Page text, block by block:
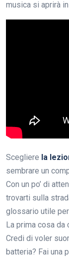
musica si aprirà
Scegliere la
sembrare un
Con un po’ di
trovarti sulla
glossario utile
La prima cosa
Credi di voler
batteria? Fai una